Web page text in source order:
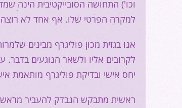
וכו') התחושה הסובייקטיבית הינה
למקרה הפרטי שלו. אף אחד לא רוצה
אנו בגזית מכון פוליגרף מבינים
לקרובים אליו ולשאר הנוגעים
יחס אישי ובדיקת פוליגרף מותאמת
ראשית מתבקש הנבדק להעביר מראש